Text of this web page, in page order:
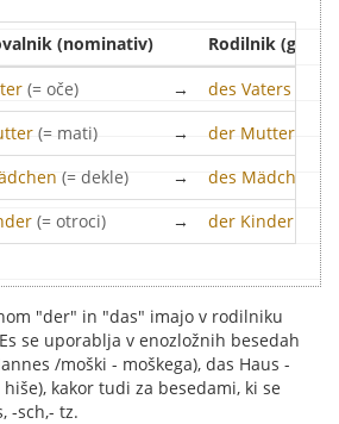
(nominativ)
Rodilnik
(= oče) → des Vaters
(=
(= mati) → der Mutter
(=
(= dekle) → des Mädchens
(= otroci) → der Kinder (=
"der" in "das" imajo v rodilniku
se uporablja v enozložnih besedah
/moški - moškega), das Haus -
kakor tudi za besedami, ki se
-sch,- tz.